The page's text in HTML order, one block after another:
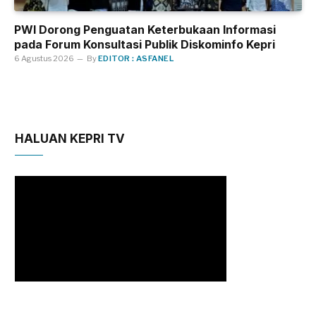
PWI Dorong Penguatan Keterbukaan Informasi
pada Forum Konsultasi Publik Diskominfo Kepri
6 Agustus 2026 ByEDITOR : ASFANEL
HALUAN KEPRI TV